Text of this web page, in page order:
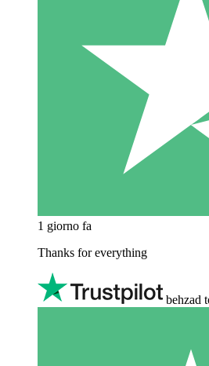
1 giorno fa
Thanks for everything
behzad